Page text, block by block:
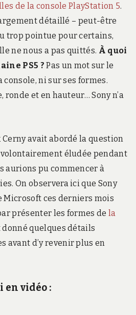
de la console PlayStation 5.
détaillé – peut-être
trop pointue pour certains,
ne nous a pas quittés. À quoi
PS5 ? Pas un mot sur le
ni sur ses formes.
et en hauteur… Sony n’a
avait abordé la question
éludée pendant
aurions pu commencer à
On observera ici que Sony
Microsoft ces derniers mois
présenter les formes dela
donné quelques détails
avant d’y revenir plus en
en vidéo :